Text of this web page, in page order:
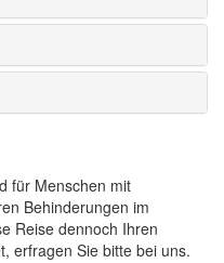
für Menschen mit
Behinderungen im
Reise dennoch Ihren
erfragen Sie bitte bei uns.